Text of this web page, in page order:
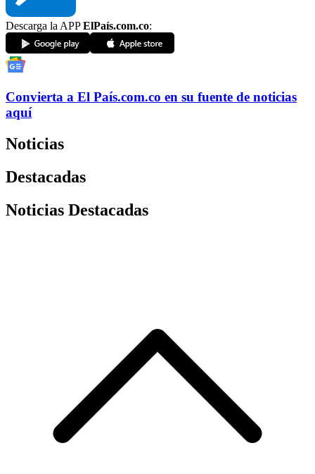
Descarga la APPElPaís.com.co:
Convierta a El País.com.co en su fuente de noticias
aquí
Noticias
Destacadas
Noticias Destacadas